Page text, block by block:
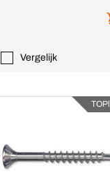
Vergelijk